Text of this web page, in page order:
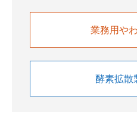
業務用や
酵素拡散